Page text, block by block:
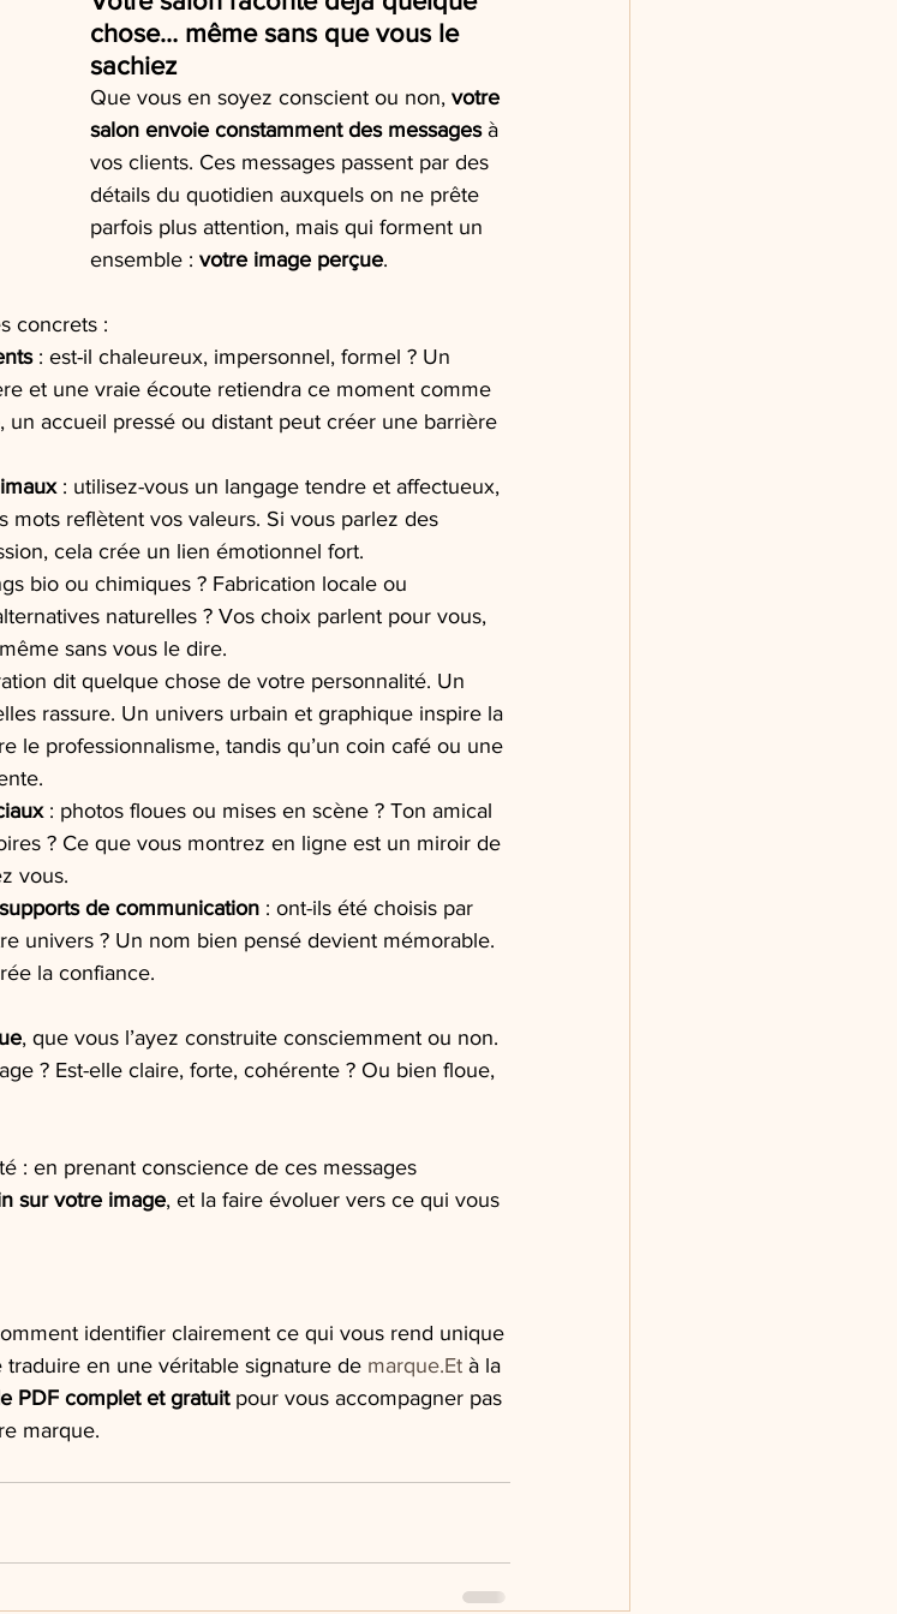
chose… même sans que vous le
sachiez
Que vous en soyez conscient ou non, votre
salon envoie constamment des messages à
vos clients. Ces messages passent par des
détails du quotidien auxquels on ne prête
parfois plus attention, mais qui forment un
ensemble : votre image perçue.
concrets :
: est-il chaleureux, impersonnel, formel ? Un
et une vraie écoute retiendra ce moment comme
un accueil pressé ou distant peut créer une barrière
: utilisez-vous un langage tendre et affectueux,
reflètent vos valeurs. Si vous parlez des
cela crée un lien émotionnel fort.
bio ou chimiques ? Fabrication locale ou
naturelles ? Vos choix parlent pour vous,
sans vous le dire.
dit quelque chose de votre personnalité. Un
rassure. Un univers urbain et graphique inspire la
le professionnalisme, tandis qu’un coin café ou une
: photos floues ou mises en scène ? Ton amical
? Ce que vous montrez en ligne est un miroir de
vous.
de communication : ont-ils été choisis par
univers ? Un nom bien pensé devient mémorable.
la confiance.
, que vous l’ayez construite consciemment ou non.
? Est-elle claire, forte, cohérente ? Ou bien floue,
: en prenant conscience de ces messages
sur votre image, et la faire évoluer vers ce qui vous
identifier clairement ce qui vous rend unique
en une véritable signature de marque.Et à la
PDF complet et gratuit pour vous accompagner pas
marque.